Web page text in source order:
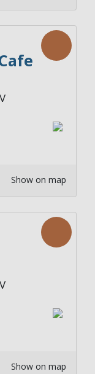
Show on map
Show on map